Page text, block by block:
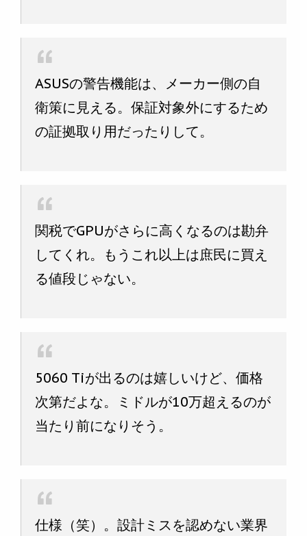
ASUSの警告機能は、メーカー側の自
衛策に見える。保証対象外にするため
の証拠取り用だったりして。
関税でGPUがさらに高くなるのは勘弁
してくれ。もうこれ以上は庶民に買え
る値段じゃない。
5060 Tiが出るのは嬉しいけど、価格
次第だよな。ミドルが10万超えるのが
当たり前になりそう。
仕様（笑）。設計ミスを認めない業界